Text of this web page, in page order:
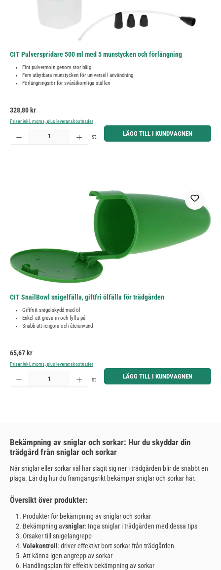
CIT Pulverspridare 500 ml med 5 munstycken och förlängning
Fint pulvermoln genom stor bälg
Fem utbytbara munstycken för universell användning
Förlängningsrör för svåråtkomliga ställen
Ordinarie pris:
328,80 kr
Priser inkl. moms, plus leveranskostnader
Produktkvantitet: Ange önskat belopp eller använd knapparna för att öka eller minska kvantiteten.
st. LÄGG TILL I KUNDVAGNEN
CIT SnailBowl snigelfälla, giftfri ölfälla för trädgården
Giftfritt snigelskydd med öl
Enkel att gräva in och fylla på
Snabb att rengöra och återanvänd
Ordinarie pris:
65,67 kr
Priser inkl. moms, plus leveranskostnader
Produktkvantitet: Ange önskat belopp eller använd knapparna för att öka eller minska kvantiteten.
st. LÄGG TILL I KUNDVAGNEN
Bekämpning av sniglar och sorkar: Hur du skyddar din
trädgård från sniglar och sorkar
När sniglar eller sorkar väl har slagit sig ner i trädgården blir de snabbt en
plåga. Lär dig hur du framgångsrikt bekämpar sniglar och sorkar här.
Översikt över produkter:
Produkter för bekämpning av sniglar och sorkar
Bekämpning avsniglar: Inga sniglar i trädgården med dessa tips
Orsaker till snigelangrepp
Volekontroll : driver effektivt bort sorkar från trädgården.
Att känna igen angrepp av sorkar
Handlingsplan för effektiv bekämpning av sorkar